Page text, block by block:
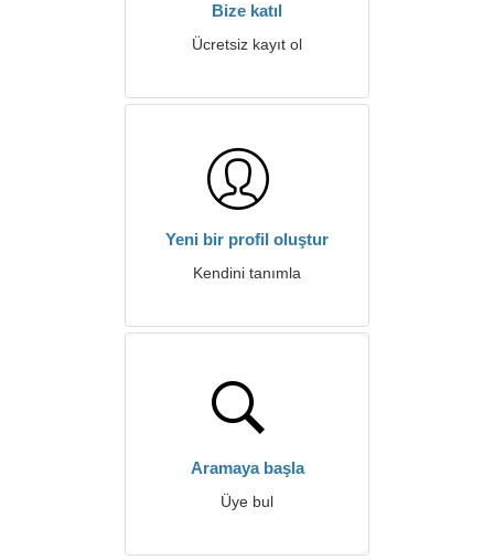
Bize katıl
Ücretsiz kayıt ol
Yeni bir profil oluştur
Kendini tanımla
Aramaya başla
Üye bul